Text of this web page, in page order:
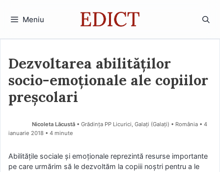
Meniu
Dezvoltarea abilităților
socio-emoționale ale copiilor
preșcolari
Nicoleta Lăcustă • Grădința PP Licurici, Galați (Galaţi) • România
4
ianuarie 2018 • 4 minute
Abilitățile sociale și emoționale reprezintă resurse importante
pe care urmărim să le dezvoltăm la copiii noștri pentru a le